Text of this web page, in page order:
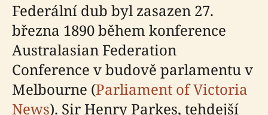
Federální dub byl zasazen 27.
března 1890 během konference
Australasian Federation
Conference v budově parlamentu v
Melbourne (Parliament of Victoria
News). Sir Henry Parkes, tehdejší